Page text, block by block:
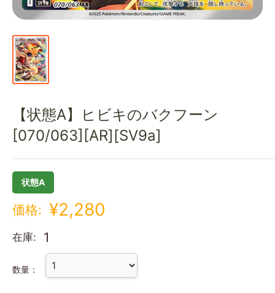
【状態A】ヒビキのバクフーン
[070/063][AR][SV9a]
状態A
価格: ¥2,280
在庫: 1
数量：